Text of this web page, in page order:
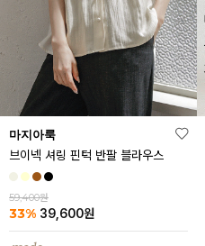
마지아룩
브이넥 셔링 핀턱 반팔 블라우스
59,400원
33% 39,600원